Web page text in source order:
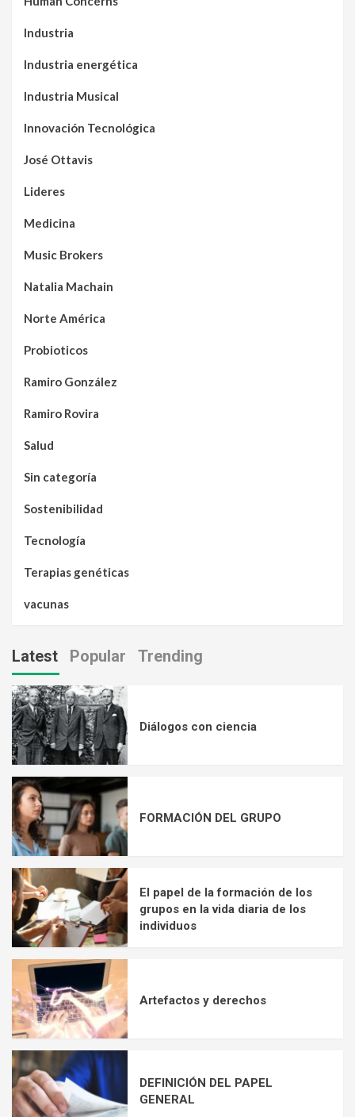
Industria
Industria energética
Industria Musical
Innovación Tecnológica
José Ottavis
Lideres
Medicina
Music Brokers
Natalia Machain
Norte América
Probioticos
Ramiro González
Ramiro Rovira
Salud
Sin categoría
Sostenibilidad
Tecnología
Terapias genéticas
vacunas
Latest Popular Trending
Diálogos con ciencia
FORMACIÓN DEL GRUPO
El papel de la formación de los
grupos en la vida diaria de los
individuos
Artefactos y derechos
DEFINICIÓN DEL PAPEL
GENERAL